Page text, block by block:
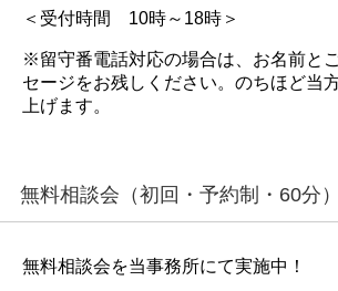
＜受付時間 10時～18時＞
※留守番電話対応の場合は、お名前と
セージをお残しください。のちほど当
上げます。
無料相談会（初回・予約制・60分）
無料相談会を当事務所にて実施中！